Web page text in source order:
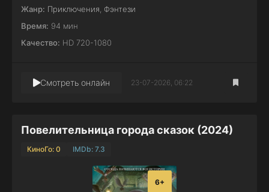
Жанр: Приключения Фэнтези
Время: 94 мин
Качество: HD 720-1080
Смотреть онлайн 23-07-2026, 06:22
Повелительница города сказок (2024)
КиноГо: 0 IMDb: 7.3
6+